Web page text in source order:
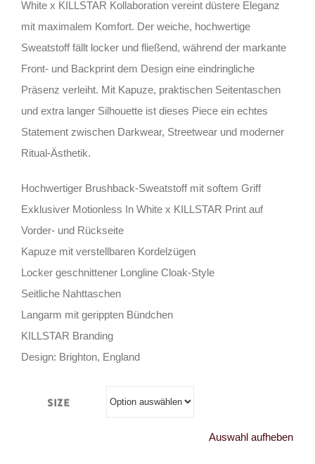
White x KILLSTAR Kollaboration vereint düstere Eleganz
mit maximalem Komfort. Der weiche, hochwertige
Sweatstoff fällt locker und fließend, während der markante
Front- und Backprint dem Design eine eindringliche
Präsenz verleiht. Mit Kapuze, praktischen Seitentaschen
und extra langer Silhouette ist dieses Piece ein echtes
Statement zwischen Darkwear, Streetwear und moderner
Ritual-Ästhetik.
Hochwertiger Brushback-Sweatstoff mit softem Griff
Exklusiver Motionless In White x KILLSTAR Print auf
Vorder- und Rückseite
Kapuze mit verstellbaren Kordelzügen
Locker geschnittener Longline Cloak-Style
Seitliche Nahttaschen
Langarm mit gerippten Bündchen
KILLSTAR Branding
Design: Brighton, England
Size
Auswahl aufheben